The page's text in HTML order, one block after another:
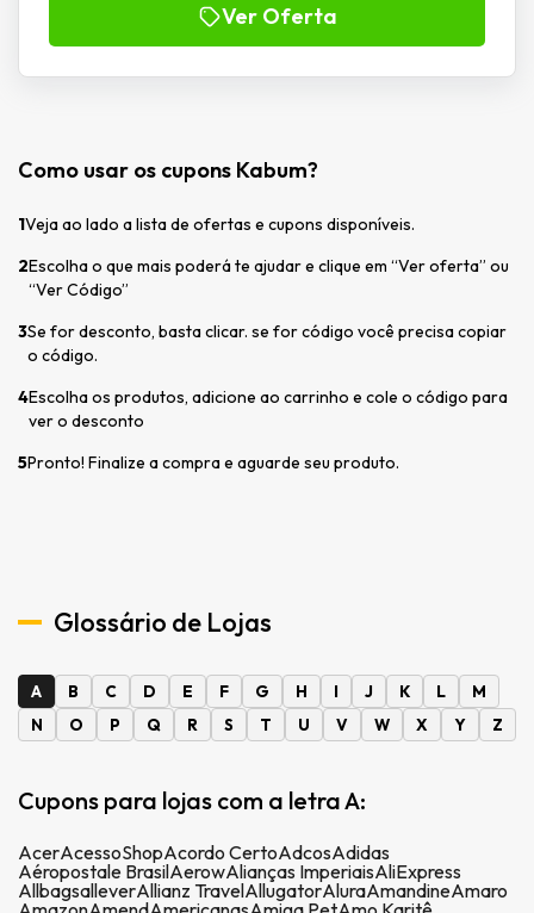
Ver Oferta
Como usar os cupons Kabum?
1Veja ao lado a lista de ofertas e cupons disponíveis.
2Escolha o que mais poderá te ajudar e clique em “Ver oferta” ou
“Ver Código”
3Se for desconto, basta clicar. se for código você precisa copiar
o código.
4Escolha os produtos, adicione ao carrinho e cole o código para
ver o desconto
5Pronto! Finalize a compra e aguarde seu produto.
Glossário de Lojas
A B C D E F G H I J K L
M
N
O P Q R S T U V W X Y Z
Cupons para lojas com a letra A:
AcerAcessoShopAcordo CertoAdcosAdidas
Aéropostale BrasilAerowAlianças ImperiaisAliExpress
AllbagsalleverAllianz TravelAllugatorAluraAmandineAmaro